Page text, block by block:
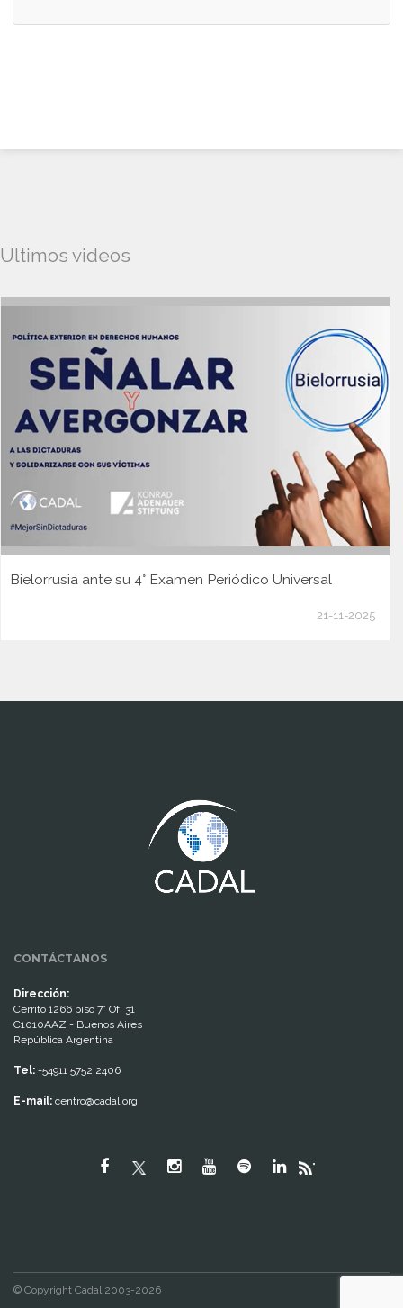
Ultimos videos
Bielorrusia ante su 4° Examen Periódico Universal
21-11-2025
CONTÁCTANOS
Dirección:
Cerrito 1266 piso 7° Of. 31
C1010AAZ - Buenos Aires
República Argentina
Tel: +54911 5752 2406
E-mail: centro@cadal.org
"
© Copyright Cadal 2003-2026